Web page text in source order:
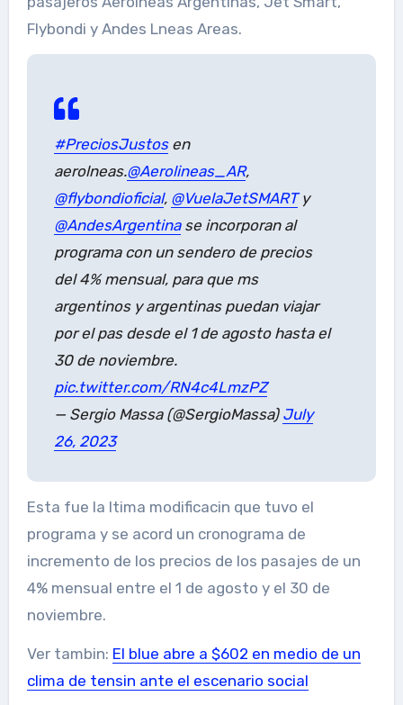
Flybondi y Andes Lneas Areas.
#PreciosJustosen
aerolneas.@Aerolineas_AR,
@flybondioficial, @VuelaJetSMARTy
@AndesArgentinase incorporan al
programa con un sendero de precios
del 4% mensual, para que ms
argentinos y argentinas puedan viajar
por el pas desde el 1 de agosto hasta el
30 de noviembre.
pic.twitter.com/RN4c4LmzPZ
— Sergio Massa (@SergioMassa) July
26, 2023
Esta fue la ltima modificacin que tuvo el
programa y se acord un cronograma de
incremento de los precios de los pasajes de un
4% mensual entre el 1 de agosto y el 30 de
noviembre.
Ver tambin: El blue abre a $602 en medio de un
clima de tensin ante el escenario social